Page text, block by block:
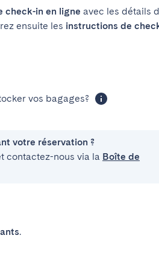
check-in en ligne avec les détails
ensuite les instructions de
vos bagages?
votre réservation ?
contactez-nous via la Boîte de
.